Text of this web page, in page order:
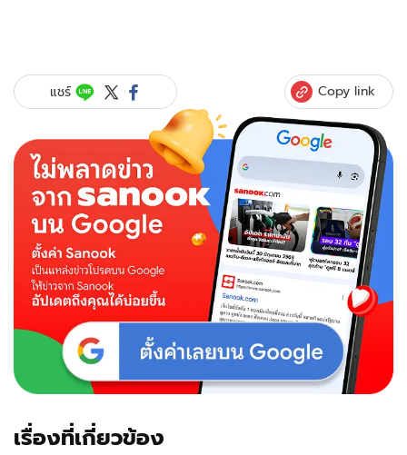
แชร์ Copy link
เรื่องที่เกี่ยวข้อง